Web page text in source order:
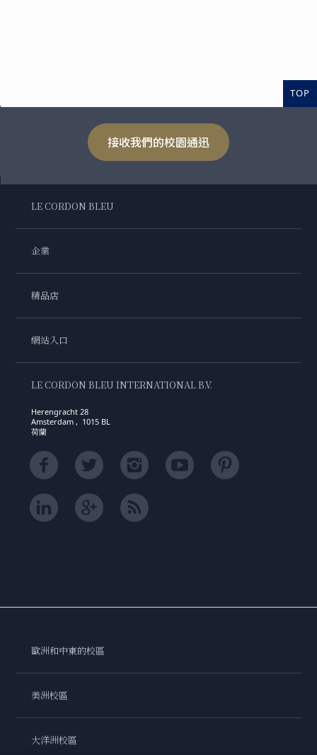
TOP
接收我們的校園通迅
LE CORDON BLEU
企業
精品店
網站入口
LE CORDON BLEU INTERNATIONAL B.V.
Herengracht 28
Amsterdam , 1015 BL
荷蘭
歐洲和中東的校區
美洲校區
大洋洲校區